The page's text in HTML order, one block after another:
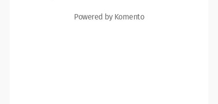
Powered by Komento